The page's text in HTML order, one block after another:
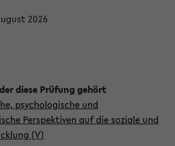
2026
psychologische und
Perspektiven auf die soziale und
(V)